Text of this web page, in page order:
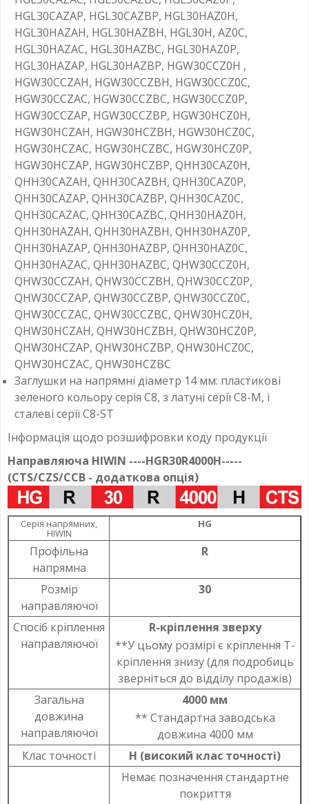
HGL30CAZAP, HGL30CAZBP, HGL30HAZ0H,
HGL30HAZAH, HGL30HAZBH, HGL30H, AZ0C,
HGL30HAZAC, HGL30HAZBC, HGL30HAZ0P,
HGL30HAZAP, HGL30HAZBP, HGW30CCZ0H ,
HGW30CCZAH, HGW30CCZBH, HGW30CCZ0C,
HGW30CCZAC, HGW30CCZBC, HGW30CCZ0P,
HGW30CCZAP, HGW30CCZBP, HGW30HCZ0H,
HGW30HCZAH, HGW30HCZBH, HGW30HCZ0C,
HGW30HCZAC, HGW30HCZBC, HGW30HCZ0P,
HGW30HCZAP, HGW30HCZBP, QHH30CAZ0H,
QHH30CAZAH, QHH30CAZBH, QHH30CAZ0P,
QHH30CAZAP, QHH30CAZBP, QHH30CAZ0C,
QHH30CAZAC, QHH30CAZBC, QHH30HAZ0H,
QHH30HAZAH, QHH30HAZBH, QHH30HAZ0P,
QHH30HAZAP, QHH30HAZBP, QHH30HAZ0C,
QHH30HAZAC, QHH30HAZBC, QHW30CCZ0H,
QHW30CCZAH, QHW30CCZBH, QHW30CCZ0P,
QHW30CCZAP, QHW30CCZBP, QHW30CCZ0C,
QHW30CCZAC, QHW30CCZBC, QHW30HCZ0H,
QHW30HCZAH, QHW30HCZBH, QHW30HCZ0P,
QHW30HCZAP, QHW30HCZBP, QHW30HCZ0C,
QHW30HCZAC, QHW30HCZBC
Заглушки на напрямні діаметр 14 мм: пластикові
зеленого кольору серія С8, з латуні серії С8-М, і
сталеві серії С8-ST
Інформація щодо розшифровки коду продукції
Направляюча HIWIN ----HGR30R4000H-----
(CTS/CZS/CCB - додаткова опція)
Серія напрямних,
HIWIN
HG
Профільна
напрямна
R
Розмір
направляючої
30
Спосіб кріплення
направляючої
R-кріплення зверху
**У цьому розмірі є кріплення T-
кріплення знизу (для подробиць
зверніться до відділу продажів)
Загальна
довжина
направляючої
4000 мм
** Стандартна заводська
довжина 4000 мм
Клас точності
Н (високий клас точності)
Немає позначення стандартне
покриття